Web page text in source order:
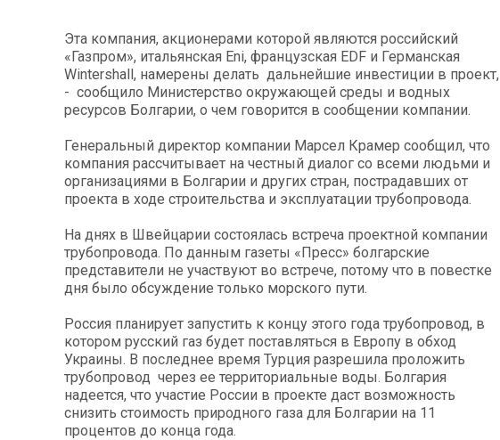
Эта компания, акционерами которой являются российский
«Газпром», итальянская Eni, французская EDF и Германская
Wintershall, намерены делать дальнейшие инвестиции в проект,
- сообщило Министерство окружающей среды и водных
ресурсов Болгарии, о чем говорится в сообщении компании.
Генеральный директор компании Марсел Крамер сообщил, что
компания рассчитывает на честный диалог со всеми людьми и
организациями в Болгарии и других стран, пострадавших от
проекта в ходе строительства и эксплуатации трубопровода.
На днях в Швейцарии состоялась встреча проектной компании
трубопровода. По данным газеты «Пресс» болгарские
представители не участвуют во встрече, потому что в повестке
дня было обсуждение только морского пути.
Россия планирует запустить к концу этого года трубопровод, в
котором русский газ будет поставляться в Европу в обход
Украины. В последнее время Турция разрешила проложить
трубопровод через ее территориальные воды. Болгария
надеется, что участие России в проекте даст возможность
снизить стоимость природного газа для Болгарии на 11
процентов до конца года.